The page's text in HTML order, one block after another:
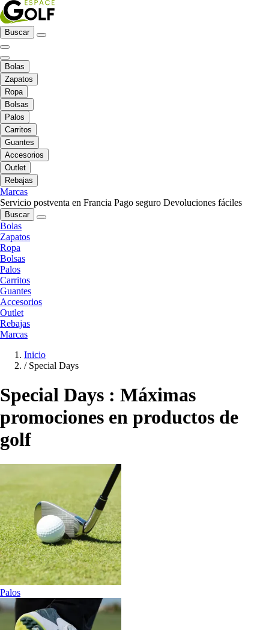
Buscar
Bolas
Zapatos
Ropa
Bolsas
Palos
Carritos
Guantes
Accesorios
Outlet
Rebajas
Marcas
Servicio postventa en Francia Pago seguro Devoluciones fáciles
Buscar
Bolas
Zapatos
Ropa
Bolsas
Palos
Carritos
Guantes
Accesorios
Outlet
Rebajas
Marcas
Inicio
/ Special Days
Special Days : Máximas
promociones en productos de
golf
Palos